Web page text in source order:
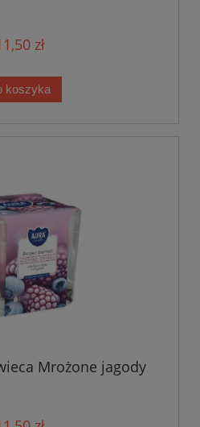
zł
koszyka
Mrożone jagody